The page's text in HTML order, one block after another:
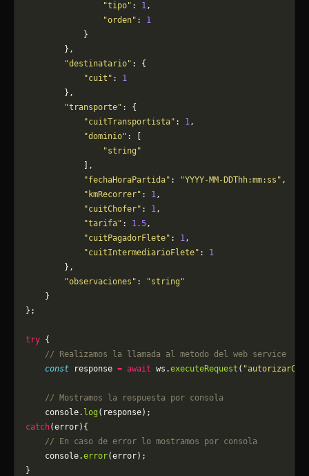
                "tipo"
: 1,
                "orden"
: 1
            }
        },
        "destinatario"
: {
            "cuit"
: 1
        },
        "transporte"
: {
            "cuitTransportista"
: 1,
            "dominio"
: [
                "string"
            ],
            "fechaHoraPartida"
: "YYYY-MM-DDThh:mm:ss" ,
            "kmRecorrer"
: 1,
            "cuitChofer"
: 1,
            "tarifa"
: 1.5,
            "cuitPagadorFlete"
: 1,
            "cuitIntermediarioFlete"
: 1
        },
        "observaciones"
:
"string"
    }
};
try {
    // Realizamos la llamada al metodo del web service
    const
response = await ws.executeRequest (
    // Mostramos la respuesta por consola
    console.
log (response);
catch(error){
    // En caso de error lo mostramos por consola
	console.
error(error);
}